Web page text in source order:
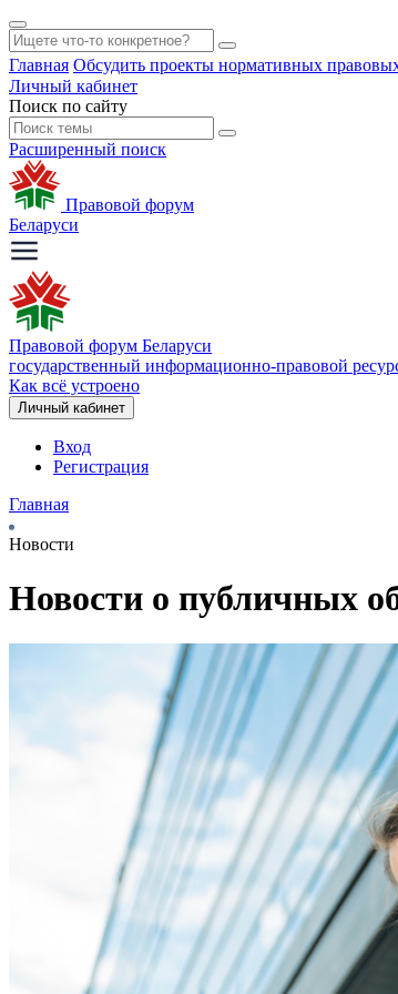
Главная Обсудить проекты нормативных
Личный кабинет
Поиск по сайту
Расширенный поиск
Правовой форум
Беларуси
Правовой форум Беларуси
государственный информационно-правовой
Как всё устроено
Личный кабинет
Вход
Регистрация
Главная
Новости
Новости о публичных